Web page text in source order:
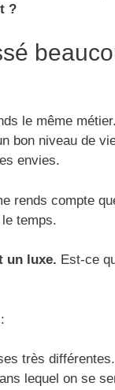
?
le même
bon niveau de
envies.
rends compte
temps.
un luxe. Est-ce
très
lequel on se